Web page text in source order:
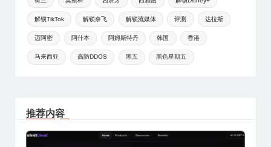
解锁TikTok 解锁奈飞 解锁流媒体 评测 达拉斯
迈阿密 阿什本 阿姆斯特丹 韩国 香港
马来西亚 高防DDOS 黑五 黑色星期五
推荐内容